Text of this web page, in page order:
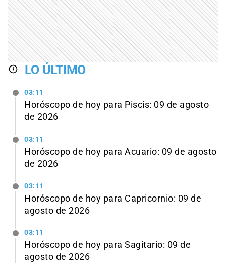
LO ÚLTIMO
03:11
Horóscopo de hoy para Piscis: 09 de agosto
de 2026
03:11
Horóscopo de hoy para Acuario: 09 de agosto
de 2026
03:11
Horóscopo de hoy para Capricornio: 09 de
agosto de 2026
03:11
Horóscopo de hoy para Sagitario: 09 de
agosto de 2026